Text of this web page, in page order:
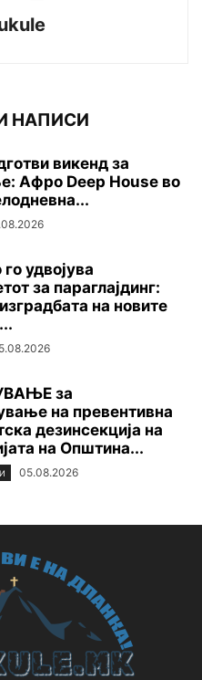
НАПИСИ
викенд за
Афро Deep House во
удвојува
за параглајдинг:
на новите
за
на превентивна
дезинсекција на
нa Општина...
05.08.2026